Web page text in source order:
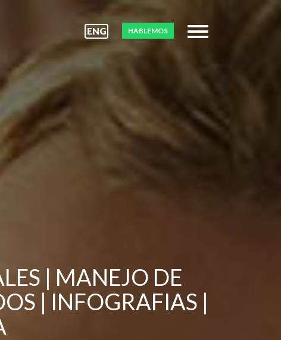
ENG HABLEMOS
| MANEJO DE
| INFOGRAFIAS |